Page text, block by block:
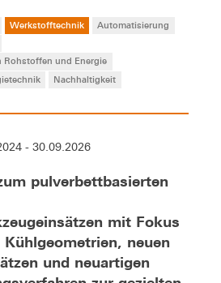
Werkstofftechnik
Automatisierung
Rohstoffen und Energie
Nachhaltigkeit
- 30.09.2026
pulverbettbasierten
mit Fokus
neuen
und neuartigen